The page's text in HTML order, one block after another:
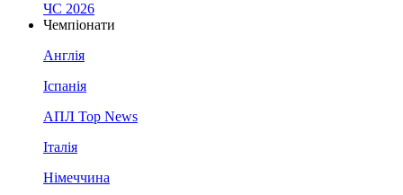
ЧС 2026
Чемпіонати
Англія
Іспанія
АПЛ Top News
Італія
Німеччина